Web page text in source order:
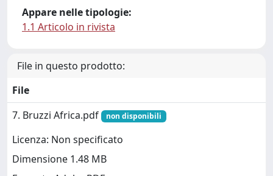
Appare nelle tipologie:
1.1 Articolo in rivista
File in questo prodotto:
File
7. Bruzzi Africa.pdf
non disponibili
Licenza: Non specificato
Dimensione 1.48 MB